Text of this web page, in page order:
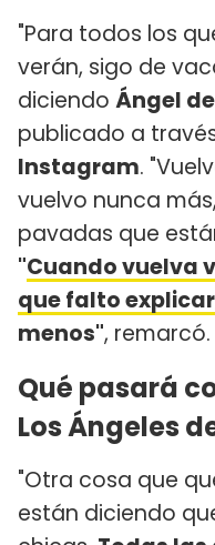
"Para todos los
verán, sigo de
diciendo Ángel
publicado a
Instagram.
vuelvo nunca
pavadas que
"Cuando vuelva
que falto explicar
menos", remarcó.
Qué pasará
Los Ángeles
"Otra cosa que
están diciendo